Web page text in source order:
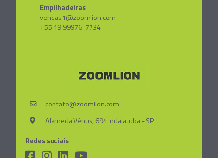
Empilhadeiras
vendas1@zoomlion.com
+55 19 99976-7734
contato@zoomlion.com
Alameda Vênus, 694 Indaiatuba - SP
Redes sociais